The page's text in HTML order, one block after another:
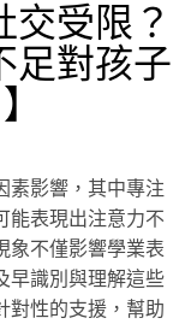
交受限？
足對孩子
素影響，其中專注
能表現出注意力不
象不僅影響學業表
早識別與理解這些
對性的支援，幫助